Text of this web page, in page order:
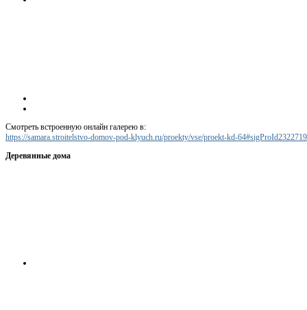
Смотреть встроенную онлайн галерею в:
https://samara.stroitelstvo-domov-pod-klyuch.ru/proekty/vse/proekt-kd-
Деревянные дома